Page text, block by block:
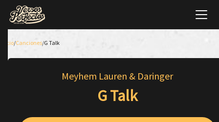
Inicio/Canciones/G Talk
Meyhem Lauren & Daringer
G Talk